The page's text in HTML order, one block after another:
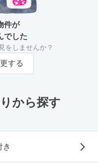
件が
でした
をしませんか？
する
から探す
き